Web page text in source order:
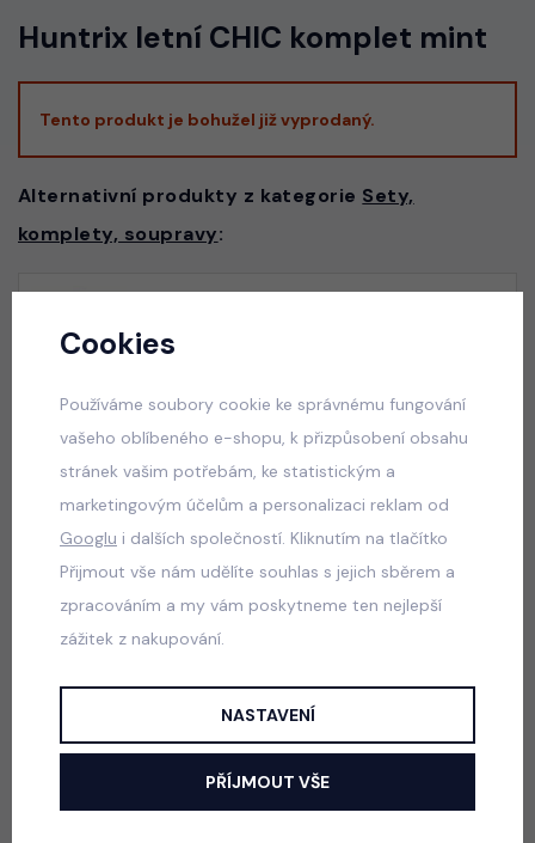
Huntrix letní CHIC komplet mint
Tento produkt je bohužel již vyprodaný.
Alternativní produkty z kategorie Sety,
komplety, soupravy:
skladem
Graphite streetwear souprava
skladem
599 Kč
Squishy dumpling soft velur souprava černá
499 Kč
Cookies
Používáme soubory cookie ke správnému fungování
vašeho oblíbeného e-shopu, k přizpůsobení obsahu
stránek vašim potřebám, ke statistickým a
marketingovým účelům a personalizaci reklam od
Googlu i dalších společností. Kliknutím na tlačítko
Přijmout vše nám udělíte souhlas s jejich sběrem a
zpracováním a my vám poskytneme ten nejlepší
zážitek z nakupování.
NASTAVENÍ
PŘÍJMOUT VŠE